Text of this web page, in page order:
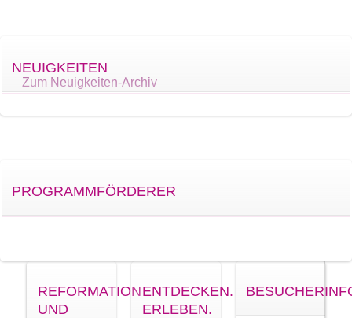
NEUIGKEITEN
Zum Neuigkeiten-Archiv
PROGRAMMFÖRDERER
REFORMATION
UND
ENTDECKEN.
ERLEBEN.